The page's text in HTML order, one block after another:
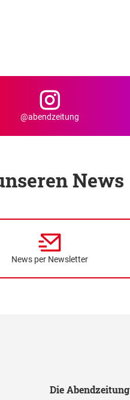
@abendzeitung
News
News per Newsletter
Die Abendzeitung